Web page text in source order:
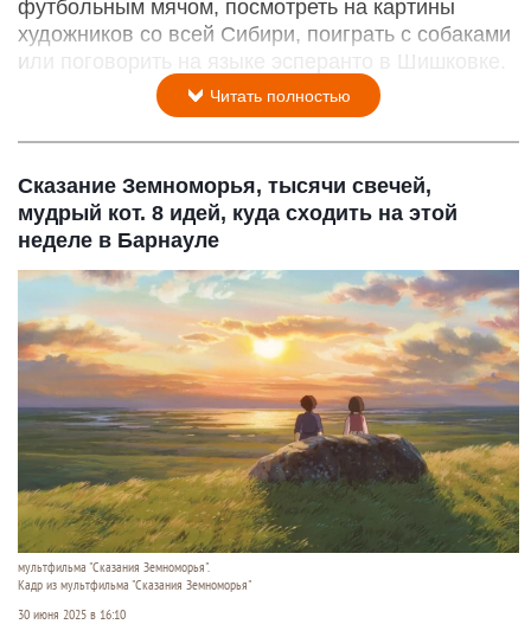
футбольным мячом, посмотреть на картины
художников со всей Сибири, поиграть с собаками
или поговорить на языке эсперанто в Шишковке.
Читать полностью
Сказание Земноморья, тысячи свечей,
мудрый кот. 8 идей, куда сходить на этой
неделе в Барнауле
мультфильма "Сказания Земноморья".
Кадр из мультфильма "Сказания Земноморья"
30 июня 2025 в 16:10